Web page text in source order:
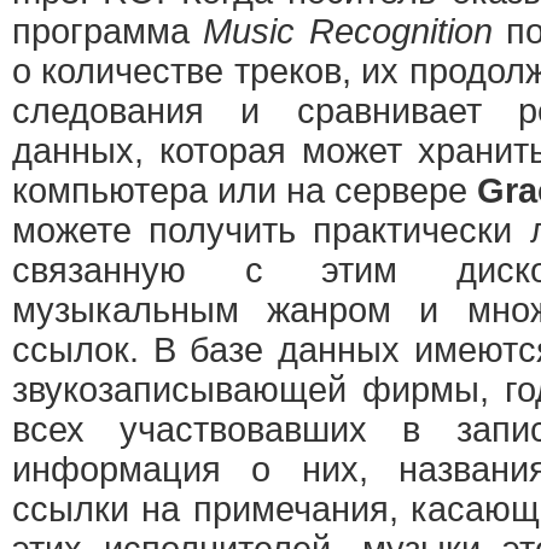
программа Music Recognition
о количестве треков, их
следования и сравнивает
данных, которая может
компьютера или на сервере
можете получить
связанную с этим
музыкальным жанром и
ссылок. В базе данных
звукозаписывающей фирмы,
всех участвовавших в
информация о них,
ссылки на примечания,